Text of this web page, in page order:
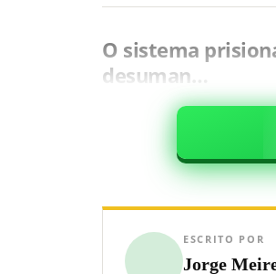
O sistema
desuman…
ESCRITO POR
Jorge